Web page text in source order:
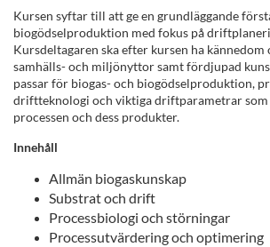
l
l
s
t
Kursen syftar till att ge en grundläggande
biogödselproduktion med fokus på
Kursdeltagaren ska efter kursen ha kännedom
samhälls- och miljönyttor samt fördjupad
passar för biogas- och biogödselproduktion,
driftteknologi och viktiga driftparametrar som
processen och dess produkter.
Innehåll
Allmän biogaskunskap
Substrat och drift
Processbiologi och störningar
Processutvärdering och optimering